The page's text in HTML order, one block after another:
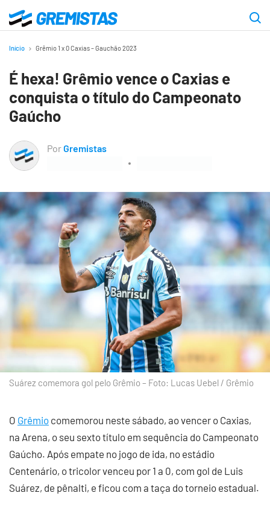
para
principal
Gremistas
Início Grêmio 1 x 0 Caxias – Gauchão 2023
É hexa! Grêmio vence o Caxias e
conquista o título do Campeonato
Gaúcho
PorGremistas
Suárez comemora gol pelo Grêmio – Foto: Lucas Uebel / Grêmio
O Grêmio comemorou neste sábado, ao vencer o Caxias,
na Arena, o seu sexto título em sequência do Campeonato
Gaúcho. Após empate no jogo de ida, no estádio
Centenário, o tricolor venceu por 1 a 0, com gol de Luis
Suárez, de pênalti, e ficou com a taça do torneio estadual.